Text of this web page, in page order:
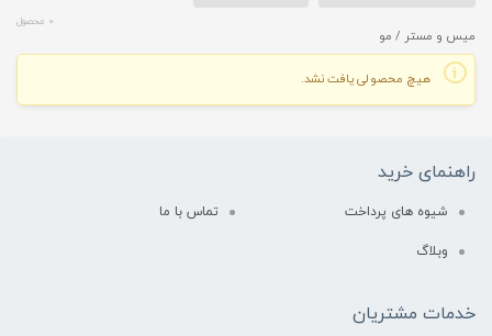
میس و مستر / مو
0 محصول
هیچ محصولی یافت نشد.
راهنمای خرید
شیوه های پرداخت تماس با ما
وبلاگ
خدمات مشتریان